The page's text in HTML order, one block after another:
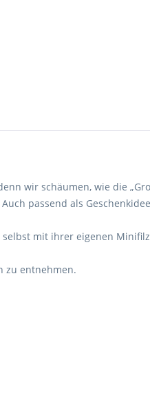
wir schäumen, wie die
passend als
mit ihrer eigenen
zu entnehmen.